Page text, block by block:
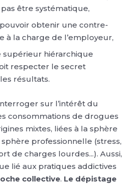
être systématique,
obtenir une contre-
à la charge de l’employeur,
supérieur hiérarchique
respecter le secret
résultats.
sur l’intérêt du
consommations de drogues
mixtes, liées à la sphère
sphère professionnelle (stress,
de charges lourdes...). Aussi,
lié aux pratiques addictives
collective. Le dépistage